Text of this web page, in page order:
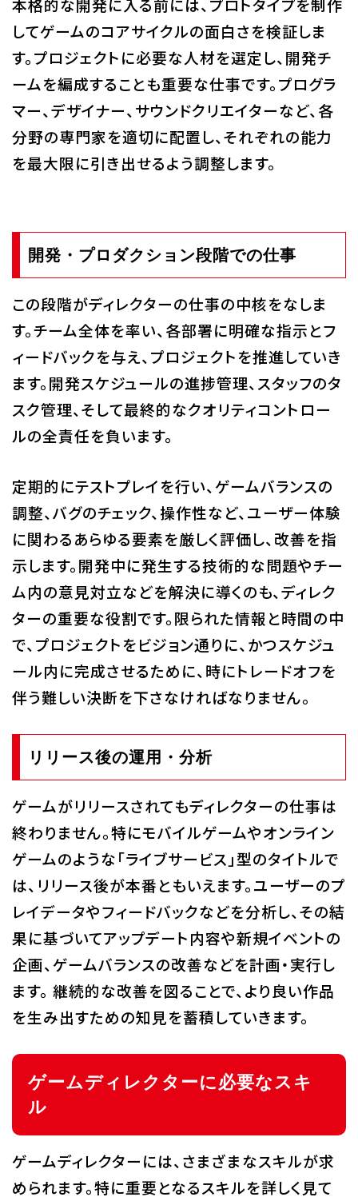
本格的な開発に入る前には、プロトタイプを制作
してゲームのコアサイクルの面白さを検証しま
す。プロジェクトに必要な人材を選定し、開発チ
ームを編成することも重要な仕事です。プログラ
マー、デザイナー、サウンドクリエイターなど、各
分野の専門家を適切に配置し、それぞれの能力
を最大限に引き出せるよう調整します。
開発・プロダクション段階での仕事
この段階がディレクターの仕事の中核をなしま
す。チーム全体を率い、各部署に明確な指示とフ
ィードバックを与え、プロジェクトを推進していき
ます。開発スケジュールの進捗管理、スタッフのタ
スク管理、そして最終的なクオリティコントロー
ルの全責任を負います。
定期的にテストプレイを行い、ゲームバランスの
調整、バグのチェック、操作性など、ユーザー体験
に関わるあらゆる要素を厳しく評価し、改善を指
示します。開発中に発生する技術的な問題やチー
ム内の意見対立などを解決に導くのも、ディレク
ターの重要な役割です。限られた情報と時間の中
で、プロジェクトをビジョン通りに、かつスケジュ
ール内に完成させるために、時にトレードオフを
伴う難しい決断を下さなければなりません。
リリース後の運用・分析
ゲームがリリースされてもディレクターの仕事は
終わりません。特にモバイルゲームやオンライン
ゲームのような「ライブサービス」型のタイトルで
は、リリース後が本番ともいえます。ユーザーのプ
レイデータやフィードバックなどを分析し、その結
果に基づいてアップデート内容や新規イベントの
企画、ゲームバランスの改善などを計画・実行し
ます。 継続的な改善を図ることで、より良い作品
を生み出すための知見を蓄積していきます。
ゲームディレクターに必要なスキ
ル
ゲームディレクターには、さまざまなスキルが求
められます。特に重要となるスキルを詳しく見て